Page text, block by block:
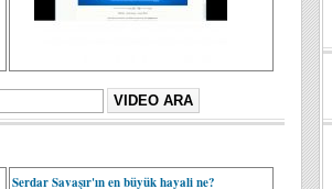
Serdar Savaşır'ın en büyük hayali ne?